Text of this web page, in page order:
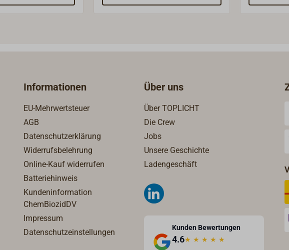
Wasser gehalten.
Informationen
EU-Mehrwertsteuer
AGB
Datenschutzerklärung
Widerrufsbelehrung
Online-Kauf widerrufen
Batteriehinweis
Kundeninformation
ChemBiozidDV
Impressum
Datenschutzeinstellungen
Über uns
Über TOPLICHT
Die Crew
Jobs
Unsere Geschichte
Ladengeschäft
Kunden Bewertungen
4.6★ ★ ★ ★ ★